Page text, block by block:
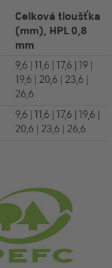
Celková tloušťka
(mm), HPL 0,8
mm
9,6 | 11,6 | 17,6 | 19 |
19,6 | 20,6 | 23,6 |
26,6
9,6 | 11,6 | 17,6 | 19,6 |
20,6 | 23,6 | 26,6